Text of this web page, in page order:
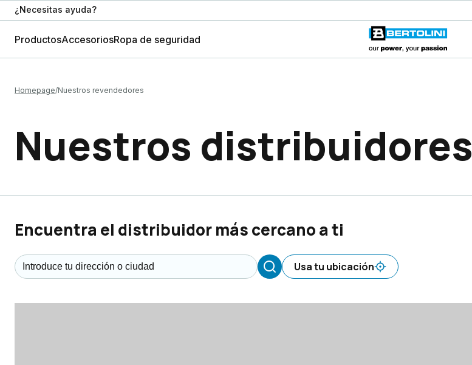
¿Necesitas ayuda?
ProductosAccesoriosRopa de seguridad
Homepage Nuestros revendedores
Nuestros distribuidores
Encuentra el distribuidor más cercano a ti
Usa tu ubicación